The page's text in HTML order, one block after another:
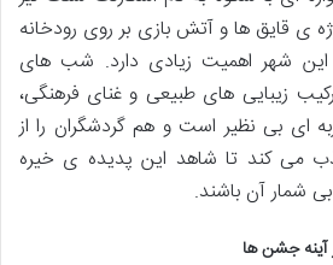
ی قایق ها و آتش بازی بر روی رودخانه
این شهر اهمیت زیادی دارد. شب های
زیبایی های طبیعی و غنای فرهنگی،
ای بی نظیر است و هم گردشگران را از
می کند تا شاهد این پدیده ی خیره
شمار آن باشند.
جشن ها